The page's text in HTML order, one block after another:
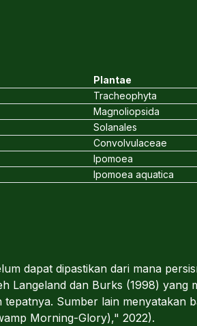
Plantae
Tracheophyta
Magnoliopsida
Solanales
Convolvulaceae
Ipomoea
Ipomoea aquatica
dapat dipastikan dari mana
Langeland dan Burks (1998)
tepatnya. Sumber lain menyatakan
Morning-Glory)," 2022).